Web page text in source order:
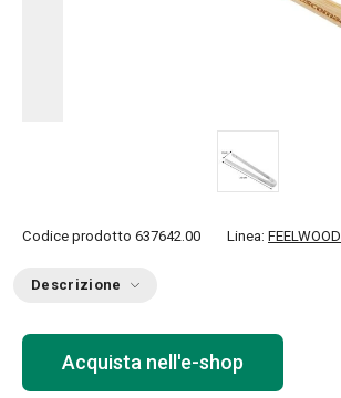
Codice prodotto 637642.00 Linea: FEELWOOD
Descrizione
Acquista nell'e-shop